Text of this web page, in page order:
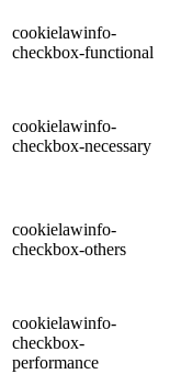
cookielawinfo-
checkbox-functional
cookielawinfo-
checkbox-necessary
cookielawinfo-
checkbox-others
cookielawinfo-
checkbox-
performance